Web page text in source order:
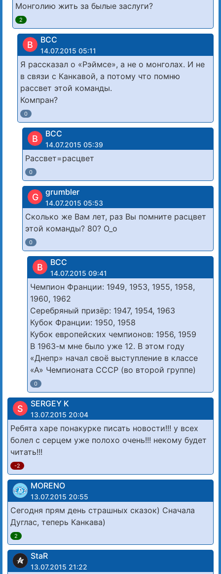
Монголию жить за былые заслуги?
2
B BCC
14.07.2015 05:11
Я рассказал о «Рэймсе», а не о монголах. И не
в связи с Канкавой, а потому что помню
рассвет этой команды.
Компран?
0
B BCC
14.07.2015 05:39
Рассвет=расцвет
0
G grumbler
14.07.2015 05:53
Сколько же Вам лет, раз Вы помните расцвет
этой команды? 80? О_о
0
B BCC
14.07.2015 09:41
Чемпион Франции: 1949, 1953, 1955, 1958,
1960, 1962
Серебряный призёр: 1947, 1954, 1963
Кубок Франции: 1950, 1958
Кубок европейских чемпионов: 1956, 1959
В 1963-м мне было уже 12. В этом году
«Днепр» начал своё выступление в классе
«А» Чемпионата СССР (во второй группе)
0
S SERGEY K
13.07.2015 20:04
Ребята харе понакурке писать новости!!! у всех
болел с серцем уже полохо очень!!! некому будет
читать!!!
-2
MORENO
13.07.2015 20:55
Сегодня прям день страшных сказок) Сначала
Дуглас, теперь Канкава)
2
StaR
13.07.2015 21:22